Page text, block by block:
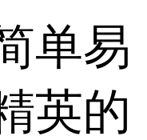
单易
英的